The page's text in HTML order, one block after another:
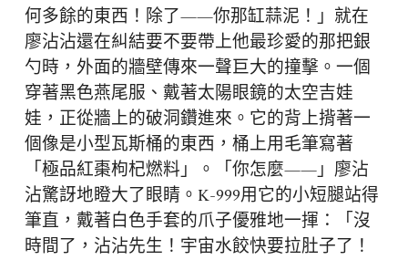
何多餘的東西！除了——你那缸蒜泥！」就在
廖沾沾還在糾結要不要帶上他最珍愛的那把銀
勺時，外面的牆壁傳來一聲巨大的撞擊。一個
穿著黑色燕尾服、戴著太陽眼鏡的太空吉娃
娃，正從牆上的破洞鑽進來。它的背上揹著一
個像是小型瓦斯桶的東西，桶上用毛筆寫著
「極品紅棗枸杞燃料」。「你怎麼——」廖沾
沾驚訝地瞪大了眼睛。K-999用它的小短腿站得
筆直，戴著白色手套的爪子優雅地一揮：「沒
時間了，沾沾先生！宇宙水餃快要拉肚子了！